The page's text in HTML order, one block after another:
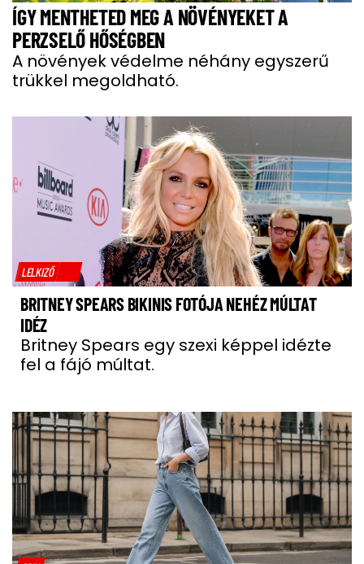
ÍGY MENTHETED MEG A NÖVÉNYEKET A
PERZSELŐ HŐSÉGBEN
A növények védelme néhány egyszerű
trükkel megoldható.
LELKIZŐ
BRITNEY SPEARS BIKINIS FOTÓJA NEHÉZ MÚLTAT
IDÉZ
Britney Spears egy szexi képpel idézte
fel a fájó múltat.